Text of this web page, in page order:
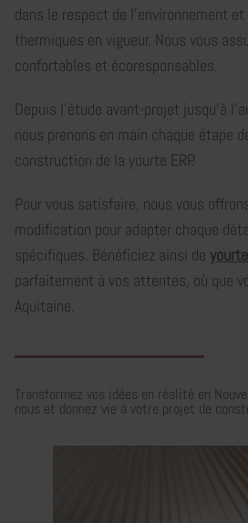
dans le respect de l'environnement
thermiques en vigueur. Nous vous
confortables et écoresponsables.
Depuis l'étude avant-projet jusqu'à
nous prenons en main chaque étape
construction de la yourte ERP.
Pour vous satisfaire, nous vous
modification pour adapter chaque
spécifiques. Bénéficiez ainsi de
parfaitement à vos attentes, où que
Aquitaine.
Transformez vos idées en réalité en
nous et donnez vie à votre projet de